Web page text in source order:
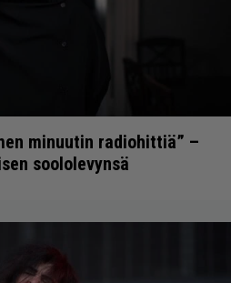
minuutin radiohittiä” –
soololevynsä